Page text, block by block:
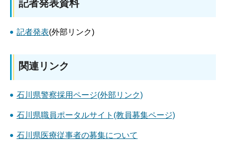
記者発表資料
記者発表(外部リンク)
関連リンク
石川県警察採用ページ(外部リンク)
石川県職員ポータルサイト(教員募集ページ)
石川県医療従事者の募集について